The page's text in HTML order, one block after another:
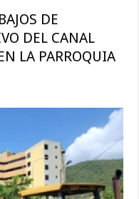
DE
DEL CANAL
LA PARROQUIA